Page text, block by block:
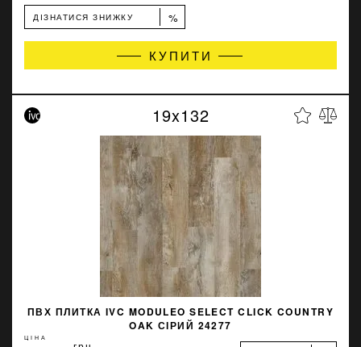
ДІЗНАТИСЯ ЗНИЖКУ %
КУПИТИ
19x132
ПВХ ПЛИТКА IVC MODULEO SELECT CLICK COUNTRY
OAK СІРИЙ 24277
ЦІНА